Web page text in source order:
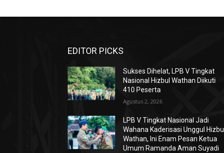
EDITOR PICKS
Sukses Dihelat, LPB V Tingkat
Nasional Hizbul Wathan Diikuti
410 Peserta
Agustus 2, 2026
LPB V Tingkat Nasional Jadi
Wahana Kaderisasi Unggul Hizbul
Wathan, Ini Enam Pesan Ketua
Umum Ramanda Aman Suyadi